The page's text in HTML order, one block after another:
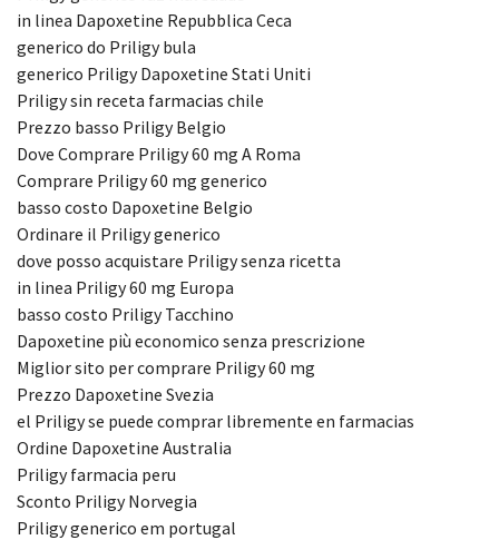
in linea Dapoxetine Repubblica Ceca
generico do Priligy bula
generico Priligy Dapoxetine Stati Uniti
Priligy sin receta farmacias chile
Prezzo basso Priligy Belgio
Dove Comprare Priligy 60 mg A Roma
Comprare Priligy 60 mg generico
basso costo Dapoxetine Belgio
Ordinare il Priligy generico
dove posso acquistare Priligy senza ricetta
in linea Priligy 60 mg Europa
basso costo Priligy Tacchino
Dapoxetine più economico senza prescrizione
Miglior sito per comprare Priligy 60 mg
Prezzo Dapoxetine Svezia
el Priligy se puede comprar libremente en farmacias
Ordine Dapoxetine Australia
Priligy farmacia peru
Sconto Priligy Norvegia
Priligy generico em portugal